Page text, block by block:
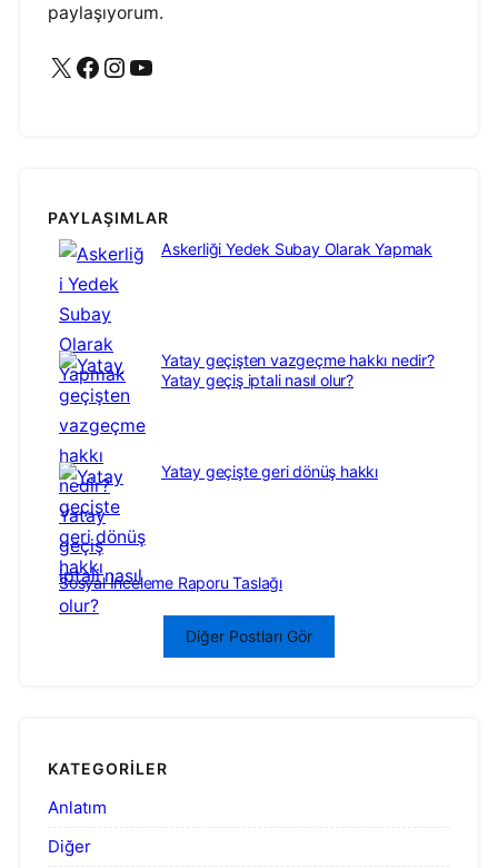
paylaşıyorum.
X Facebook Instagram YouTube
PAYLAŞIMLAR
Askerliği Yedek Subay Olarak Yapmak
Yatay geçişten vazgeçme hakkı nedir?
Yatay geçiş iptali nasıl olur?
Yatay geçişte geri dönüş hakkı
Sosyal İnceleme Raporu Taslağı
Diğer Postları Gör
KATEGORILER
Anlatım
Diğer